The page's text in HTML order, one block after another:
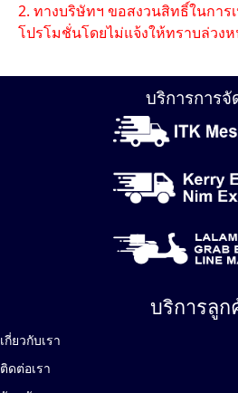
2. ทางบริษัทฯ ขอสงวนสิทธิ์ในการ
โปรโมชั่นโดยไม่แจ้งให้ทราบล่วง
บริการการจั
บริการลูก
เกี่ยวกับเรา
ติดต่อเรา